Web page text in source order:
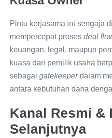
Pintu kerjasama ini sengaja
mempercepat proses deal
keuangan, legal, maupun
kuasa dari pemilik usaha
sebagai gatekeeperdalam
antara kebutuhan dana
Kanal Resmi &
Selanjutnya